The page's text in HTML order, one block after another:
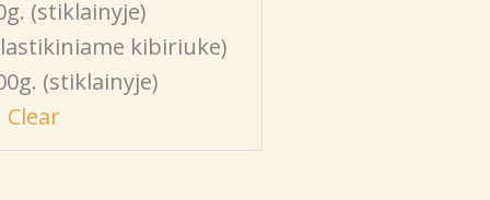
(stiklainyje)
kibiriuke)
(stiklainyje)
Clear